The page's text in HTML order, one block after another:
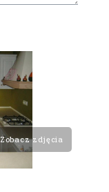
zdjęcia